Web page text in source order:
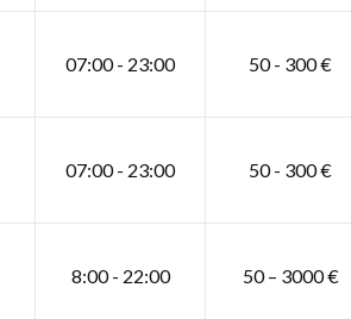
07:00 - 23:00 50 - 300 €
07:00 - 23:00 50 - 300 €
8:00 - 22:00 50 – 3000 €